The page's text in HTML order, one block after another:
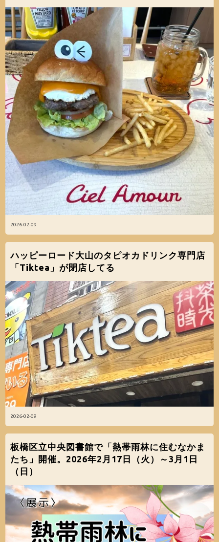
2026-02-09
2026-02-09
ハッピーロード大山のタピオカドリンク専門店
「Tiktea」が閉店してる
板橋区立中央図書館で「熱帯雨林に住むなかま
たち」開催。2026年2月17日（火）～3月1日
（日）